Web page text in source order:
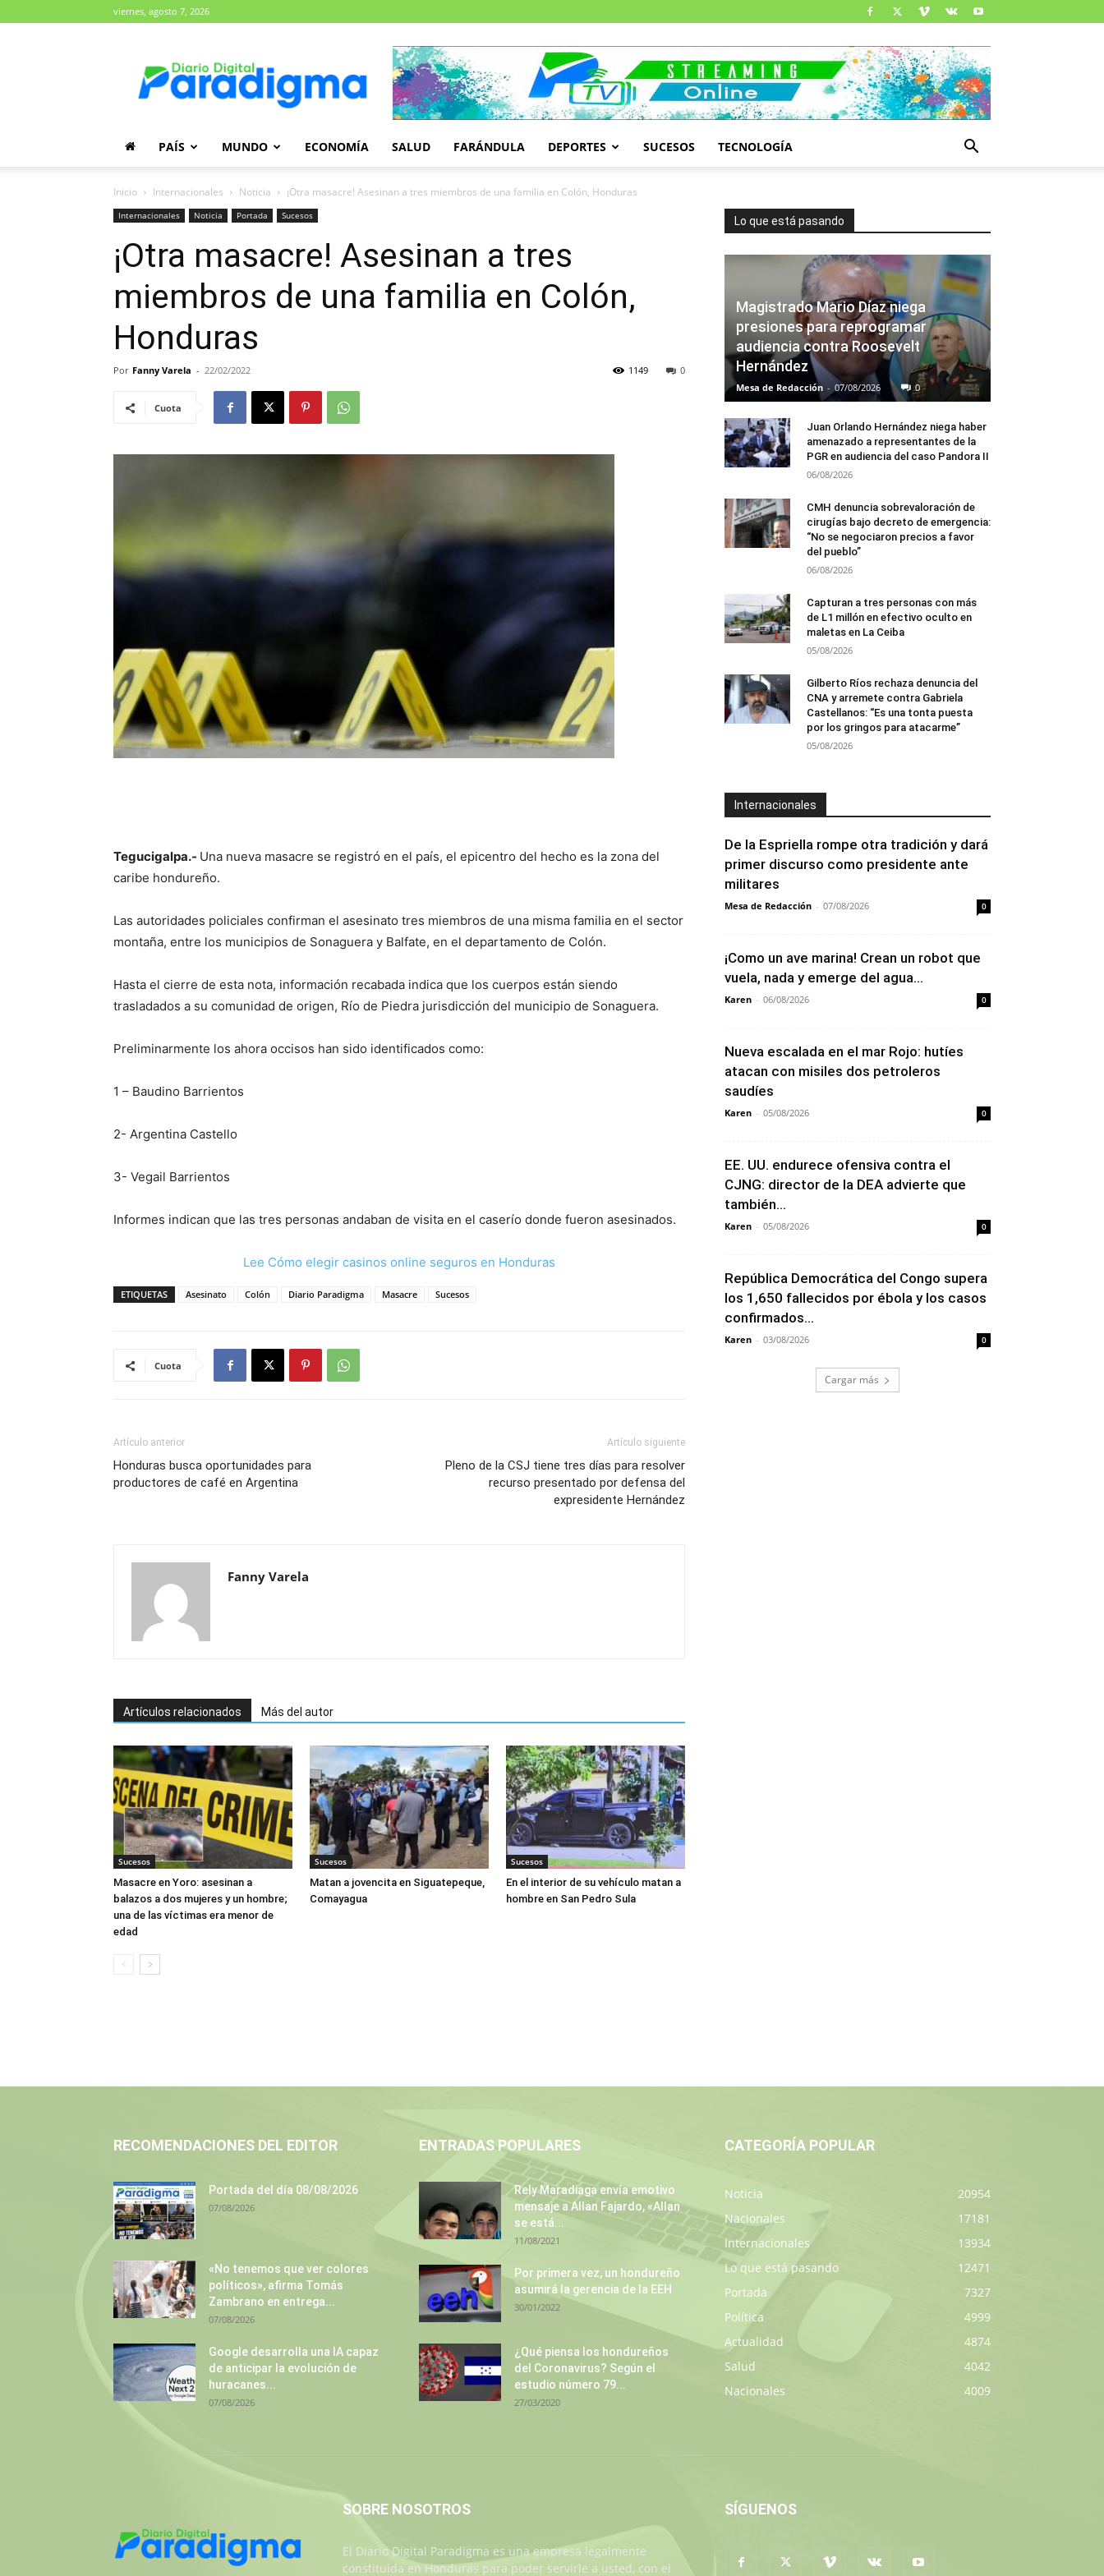
viernes, agosto 7, 2026
Paradigma
PAÍS MUNDO ECONOMÍA SALUD FARÁNDULA DEPORTES SUCESOS TECNOLOGÍA
Inicio Internacionales Noticia ¡Otra masacre! Asesinan a tres miembros de una familia en Colón, Honduras
Internacionales Noticia Portada Sucesos
¡Otra masacre! Asesinan a tres
miembros de una familia en Colón,
Honduras
Por Fanny Varela - 22/02/2022 0
1149
Cuota
Tegucigalpa.- Una nueva masacre se registró en el país, el epicentro del hecho es la zona del
caribe hondureño.
Las autoridades policiales confirman el asesinato tres miembros de una misma familia en el sector
montaña, entre los municipios de Sonaguera y Balfate, en el departamento de Colón.
Hasta el cierre de esta nota, información recabada indica que los cuerpos están siendo
trasladados a su comunidad de origen, Río de Piedra jurisdicción del municipio de Sonaguera.
Preliminarmente los ahora occisos han sido identificados como:
1 – Baudino Barrientos
2- Argentina Castello
3- Vegail Barrientos
Informes indican que las tres personas andaban de visita en el caserío donde fueron asesinados.
Lee Cómo elegir casinos online seguros en Honduras
ETIQUETAS Asesinato Colón Diario Paradigma Masacre Sucesos
Cuota
Artículo anterior
Honduras busca oportunidades para
productores de café en Argentina
Artículo siguiente
Pleno de la CSJ tiene tres días para resolver
recurso presentado por defensa del
expresidente Hernández
Fanny Varela
Artículos relacionados Más del autor
Sucesos
Masacre en Yoro: asesinan a
balazos a dos mujeres y un hombre;
una de las víctimas era menor de
edad
Sucesos
Matan a jovencita en Siguatepeque,
Comayagua
Sucesos
En el interior de su vehículo matan a
hombre en San Pedro Sula
Lo que está pasando
Magistrado Mario Díaz niega
presiones para reprogramar
audiencia contra Roosevelt
Hernández
Mesa de Redacción - 07/08/2026 0
Juan Orlando Hernández niega haber
amenazado a representantes de la
PGR en audiencia del caso Pandora II
06/08/2026
CMH denuncia sobrevaloración de
cirugías bajo decreto de emergencia:
“No se negociaron precios a favor
del pueblo”
06/08/2026
Capturan a tres personas con más
de L1 millón en efectivo oculto en
maletas en La Ceiba
05/08/2026
Gilberto Ríos rechaza denuncia del
CNA y arremete contra Gabriela
Castellanos: “Es una tonta puesta
por los gringos para atacarme”
05/08/2026
Internacionales
De la Espriella rompe otra tradición y dará
primer discurso como presidente ante
militares
Mesa de Redacción - 07/08/2026 0
¡Como un ave marina! Crean un robot que
vuela, nada y emerge del agua...
Karen - 06/08/2026 0
Nueva escalada en el mar Rojo: hutíes
atacan con misiles dos petroleros
saudíes
Karen - 05/08/2026 0
EE. UU. endurece ofensiva contra el
CJNG: director de la DEA advierte que
también...
Karen - 05/08/2026 0
República Democrática del Congo supera
los 1,650 fallecidos por ébola y los casos
confirmados...
Karen - 03/08/2026 0
Cargar más
RECOMENDACIONES DEL EDITOR
Portada del día 08/08/2026
07/08/2026
«No tenemos que ver colores
políticos», afirma Tomás
Zambrano en entrega...
07/08/2026
Google desarrolla una IA capaz
de anticipar la evolución de
huracanes...
07/08/2026
ENTRADAS POPULARES
Rely Maradiaga envía emotivo
mensaje a Allan Fajardo, «Allan
se está...
11/08/2021
Por primera vez, un hondureño
asumirá la gerencia de la EEH
30/01/2022
¿Qué piensa los hondureños
del Coronavirus? Según el
estudio número 79...
27/03/2020
CATEGORÍA POPULAR
Noticia
20954
Nacionales
17181
Internacionales
13934
Lo que está pasando
12471
Portada
7327
Política
4999
Actualidad
4874
Salud
4042
Nacionales
4009
SOBRE NOSOTROS
El Diario Digital Paradigma es una empresa legalmente
constituida en Honduras para poder servirle a usted, con el
SÍGUENOS